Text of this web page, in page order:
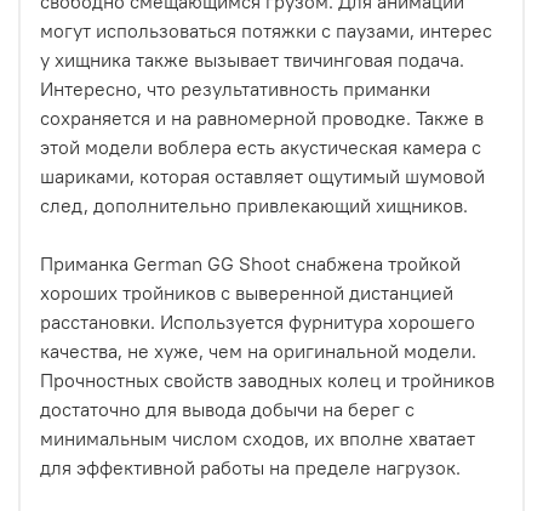
могут использоваться потяжки с паузами, интерес
у хищника также вызывает твичинговая подача.
Интересно, что результативность приманки
сохраняется и на равномерной проводке. Также в
этой модели воблера есть акустическая камера с
шариками, которая оставляет ощутимый шумовой
след, дополнительно привлекающий хищников.
Приманка German GG Shoot снабжена тройкой
хороших тройников с выверенной дистанцией
расстановки. Используется фурнитура хорошего
качества, не хуже, чем на оригинальной модели.
Прочностных свойств заводных колец и тройников
достаточно для вывода добычи на берег с
минимальным числом сходов, их вполне хватает
для эффективной работы на пределе нагрузок.